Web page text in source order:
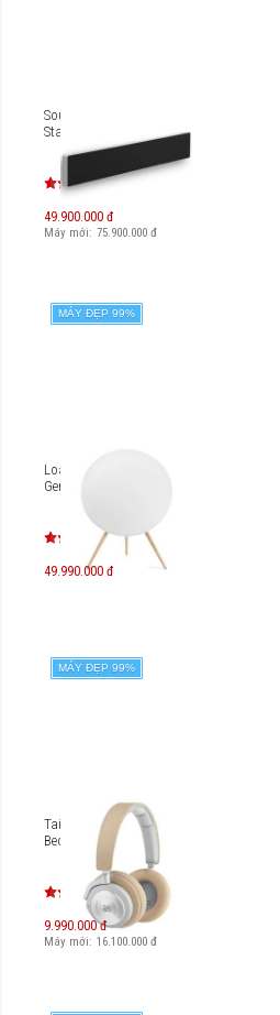
Soundbar B&O Beosound
Stage
49.900.000 đ
Máy mới: 75.900.000 đ
MÁY ĐẸP 99%
Loa B&O BeoPlay A9 (2nd
Gen)
49.990.000 đ
MÁY ĐẸP 99%
Tai nghe không dây B&O
Beoplay H9i
9.990.000 đ
Máy mới: 16.100.000 đ